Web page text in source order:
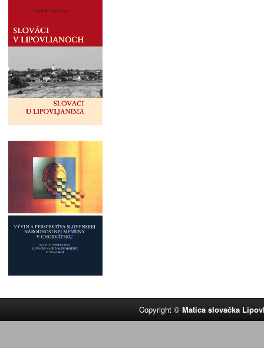
Copyright ©Matica slovačka